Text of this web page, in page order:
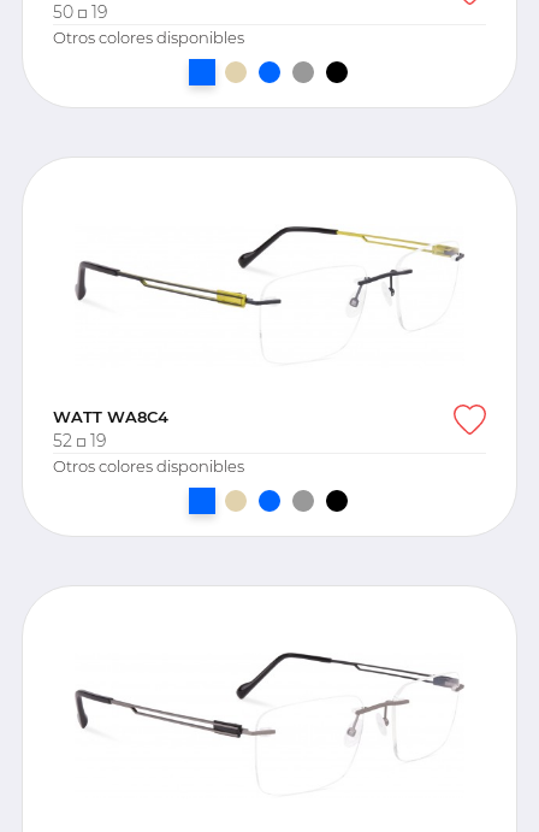
50 19
Otros colores disponibles
WATT WA8C4
52 19
Otros colores disponibles